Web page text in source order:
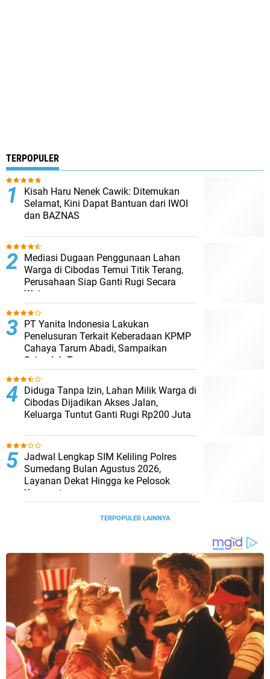
TERPOPULER
Kisah Haru Nenek Cawik: Ditemukan
Selamat, Kini Dapat Bantuan dari IWOI
dan BAZNAS
Mediasi Dugaan Penggunaan Lahan
Warga di Cibodas Temui Titik Terang,
Perusahaan Siap Ganti Rugi Secara
Wajar
PT Yanita Indonesia Lakukan
Penelusuran Terkait Keberadaan KPMP
Cahaya Tarum Abadi, Sampaikan
Sejumlah Temuan
Diduga Tanpa Izin, Lahan Milik Warga di
Cibodas Dijadikan Akses Jalan,
Keluarga Tuntut Ganti Rugi Rp200 Juta
Jadwal Lengkap SIM Keliling Polres
Sumedang Bulan Agustus 2026,
Layanan Dekat Hingga ke Pelosok
Kecamatan
TERPOPULER LAINNYA